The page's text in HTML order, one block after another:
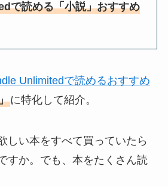
で読める「小説」おすすめ
Unlimitedで読めるおすすめ
に特化して紹介。
しい本をすべて買っていたら
すか。でも、本をたくさん読